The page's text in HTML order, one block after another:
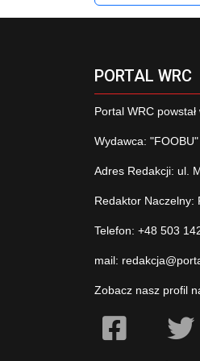
PORTAL WRC
Portal WRC
Wydawca:
Adres Redakcji: ul.
Redaktor Naczelny:
Telefon: +48 503
mail:
Zobacz nasz profil